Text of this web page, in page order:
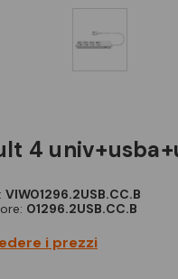
4
VIW01296.2USB.CC.B
01296.2USB.CC.B
i prezzi